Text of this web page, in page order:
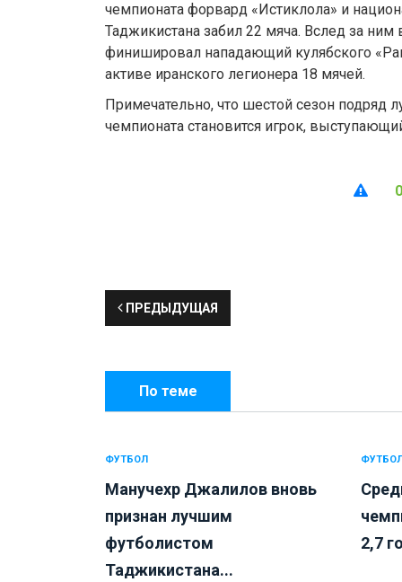
чемпионата форвард «Истиклола» и
Таджикистана забил 22 мяча. Вслед за ним
финишировал нападающий кулябского
активе иранского легионера 18 мячей.
Примечательно, что шестой сезон
чемпионата становится игрок,
0
ПРЕДЫДУЩАЯ
По теме
ФУТБОЛ
Манучехр Джалилов вновь
признан лучшим
футболистом
Таджикистана...
ФУТБОЛ
2,7